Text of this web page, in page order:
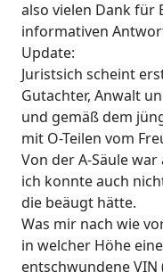
also vielen Dank für
informativen
Update:
Juristsich scheint
Gutachter, Anwalt
und gemäß dem
mit O-Teilen vom
Von der A-Säule
ich konnte auch
die beäugt hätte.
Was mir nach wie
in welcher Höhe
entschwundene VIN